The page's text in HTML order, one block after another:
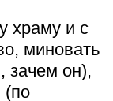
храму и с
миновать
зачем он),
(по